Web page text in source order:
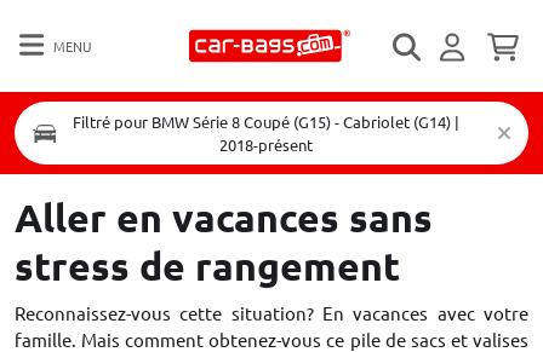
MENU
Filtré pour BMW Série 8 Coupé (G15) - Cabriolet (G14) |
2018-présent
Aller en vacances sans
stress de rangement
Reconnaissez-vous cette situation? En vacances avec votre
famille. Mais comment obtenez-vous ce pile de sacs et valises